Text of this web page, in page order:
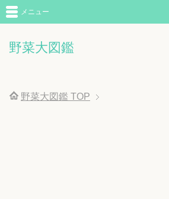
野菜大図鑑
メニュー
野菜大図鑑 TOP